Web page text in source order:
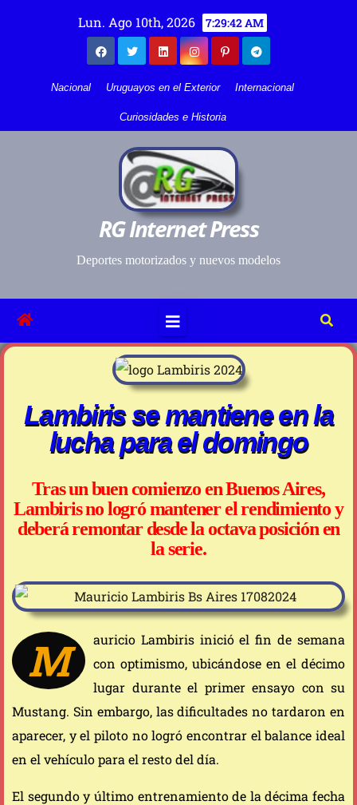
Lun. Ago 10th, 2026 7:29:42 AM
Nacional Uruguayos en el Exterior Internacional
Curiosidades e Historia
RG Internet Press
Deportes motorizados y nuevos modelos
Lambiris se mantiene en la
lucha para el domingo
Tras un buen comienzo en Buenos Aires,
Lambiris no logró mantener el rendimiento y
deberá remontar desde la octava posición en
la serie.
M
auricio Lambiris inició el fin de semana
con optimismo, ubicándose en el décimo
lugar durante el primer ensayo con su
Mustang. Sin embargo, las dificultades no tardaron en
aparecer, y el piloto no logró encontrar el balance ideal
en el vehículo para el resto del día.
El segundo y último entrenamiento de la décima fecha